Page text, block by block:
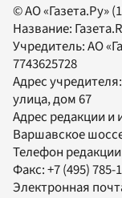
© АО «Газета.Ру»
Название:
Учредитель:АО
7743625728
Адрес
улица, дом 67
Адрес редакции и
Варшавское
Телефон
Факс:+7 (495) 785-
Электронная